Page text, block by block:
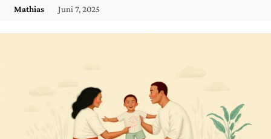
Mathias Juni 7, 2025